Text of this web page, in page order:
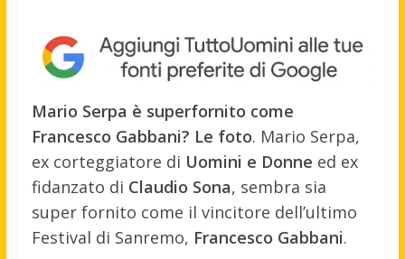
Mario Serpa è superfornito come
Francesco Gabbani? Le foto. Mario Serpa,
ex corteggiatore di Uomini e Donne ed ex
fidanzato di Claudio Sona, sembra sia
super fornito come il vincitore dell’ultimo
Festival di Sanremo, Francesco Gabbani.